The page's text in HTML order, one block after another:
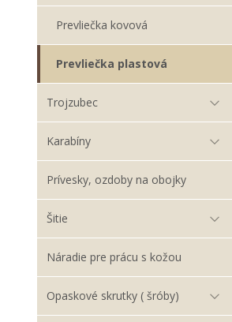
Prevliečka kovová
Prevliečka plastová
Trojzubec
Karabíny
Prívesky, ozdoby na obojky
Šitie
Náradie pre prácu s kožou
Opaskové skrutky ( šróby)